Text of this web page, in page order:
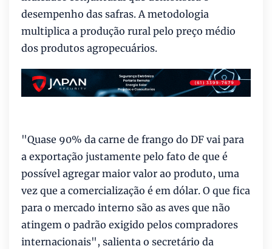
desempenho das safras. A metodologia
multiplica a produção rural pelo preço médio
dos produtos agropecuários.
"Quase 90% da carne de frango do DF vai para
a exportação justamente pelo fato de que é
possível agregar maior valor ao produto, uma
vez que a comercialização é em dólar. O que fica
para o mercado interno são as aves que não
atingem o padrão exigido pelos compradores
internacionais", salienta o secretário da